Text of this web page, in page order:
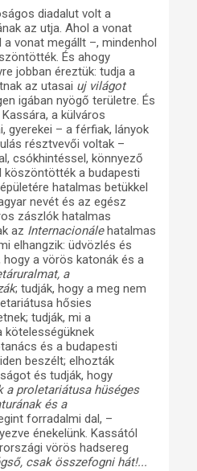
diadalut volt a
az utja. Ahol a vonat
vonat megállt –, mindenhol
És ahogy
jobban éreztük: tudja a
az utasai uj világot
igában nyögő területre. És
a külváros
gyerekei – a férfiak, lányok
résztvevői voltak –
csókhintéssel, könnyező
a budapesti
hatalmas betükkel
nevét és az egész
zászlók hatalmas
az Internacionálehatalmas
elhangzik: üdvözlés és
a vörös katonák és a
a
; tudják, hogy a meg nem
hősies
tudják, mi a
kötelességüknek
és a budapesti
beszélt; elhozták
és tudják, hogy
a proletariátusa hüséges
és a
forradalmi dal, –
énekelünk. Kassától
vörös hadsereg
csak összefogni hát!...